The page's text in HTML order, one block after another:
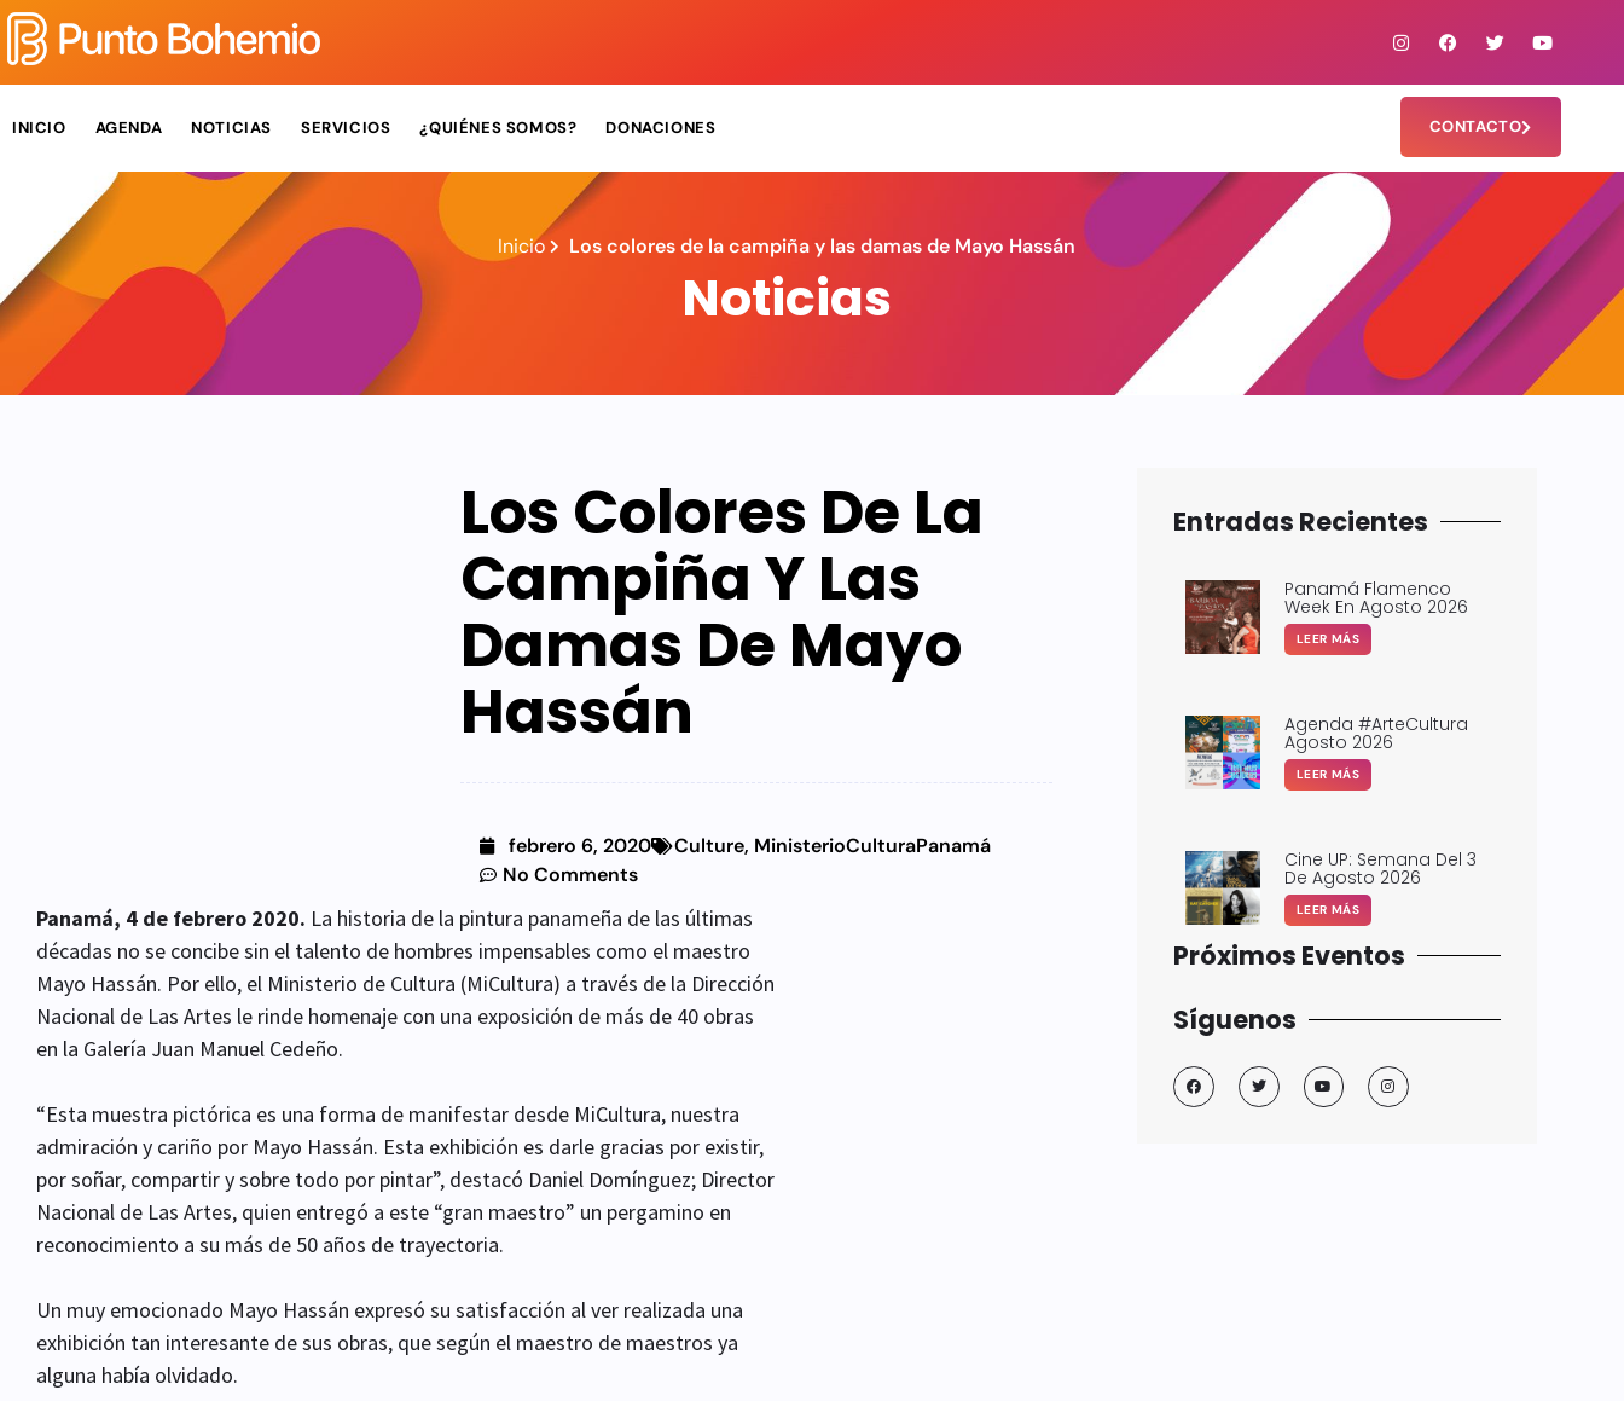
INICIO AGENDA NOTICIAS SERVICIOS ¿QUIÉNES SOMOS? DONACIONES CONTACTO
Inicio Los colores de la campiña y las damas de Mayo Hassán
Noticias
Los Colores De La
Campiña Y Las
Damas De Mayo
Hassán
febrero 6, 2020 Culture, MinisterioCulturaPanamá
No Comments
Panamá, 4 de febrero 2020. La historia de la pintura panameña de las últimas
décadas no se concibe sin el talento de hombres impensables como el maestro
Mayo Hassán. Por ello, el Ministerio de Cultura (MiCultura) a través de la Dirección
Nacional de Las Artes le rinde homenaje con una exposición de más de 40 obras
en la Galería Juan Manuel Cedeño.
“Esta muestra pictórica es una forma de manifestar desde MiCultura, nuestra
admiración y cariño por Mayo Hassán. Esta exhibición es darle gracias por existir,
por soñar, compartir y sobre todo por pintar”, destacó Daniel Domínguez; Director
Nacional de Las Artes, quien entregó a este “gran maestro” un pergamino en
reconocimiento a su más de 50 años de trayectoria.
Un muy emocionado Mayo Hassán expresó su satisfacción al ver realizada una
exhibición tan interesante de sus obras, que según el maestro de maestros ya
alguna había olvidado.
Entradas Recientes
Panamá Flamenco
Week En Agosto 2026
LEER MÁS
Agenda #ArteCultura
Agosto 2026
LEER MÁS
Cine UP: Semana Del 3
De Agosto 2026
LEER MÁS
Próximos Eventos
Síguenos